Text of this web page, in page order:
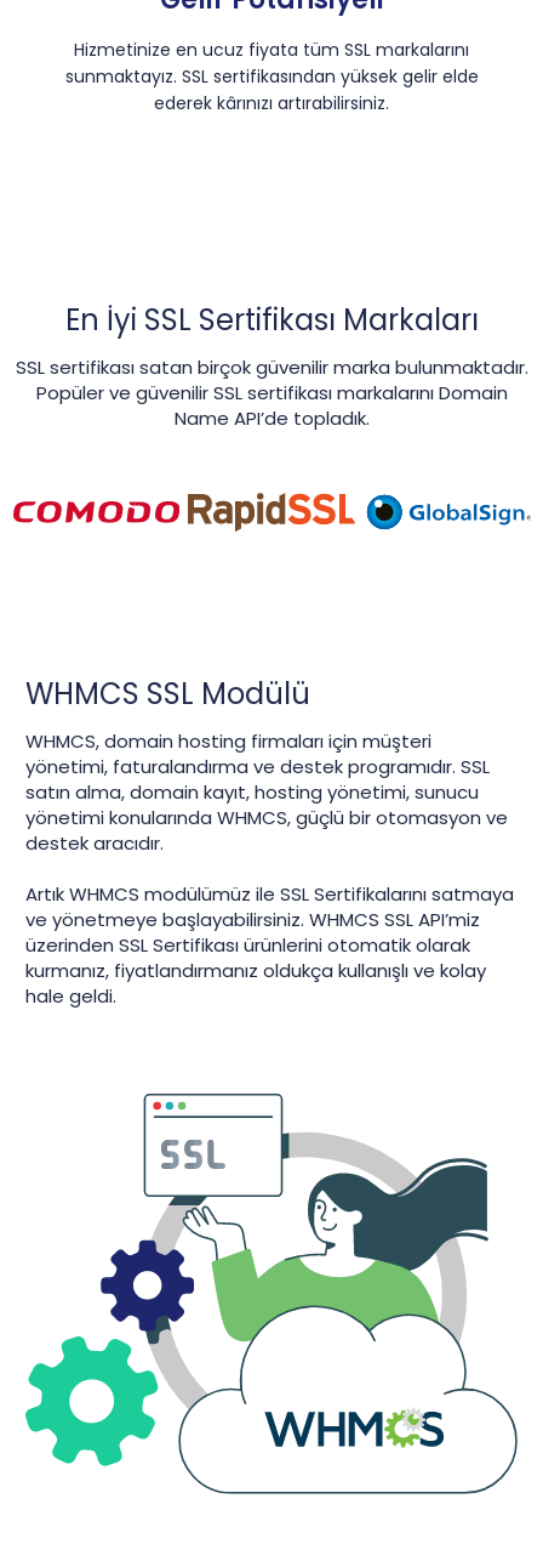
Hizmetinize en ucuz fiyata tüm SSL markalarını
sunmaktayız. SSL sertifikasından yüksek gelir elde
ederek kârınızı artırabilirsiniz.
En İyi SSL Sertifikası Markaları
SSL sertifikası satan birçok güvenilir marka bulunmaktadır.
Popüler ve güvenilir SSL sertifikası markalarını Domain
Name API’de topladık.
WHMCS SSL Modülü
WHMCS, domain hosting firmaları için müşteri
yönetimi, faturalandırma ve destek programıdır. SSL
satın alma, domain kayıt, hosting yönetimi, sunucu
yönetimi konularında WHMCS, güçlü bir otomasyon ve
destek aracıdır.
Artık WHMCS modülümüz ile SSL Sertifikalarını satmaya
ve yönetmeye başlayabilirsiniz. WHMCS SSL API’miz
üzerinden SSL Sertifikası ürünlerini otomatik olarak
kurmanız, fiyatlandırmanız oldukça kullanışlı ve kolay
hale geldi.